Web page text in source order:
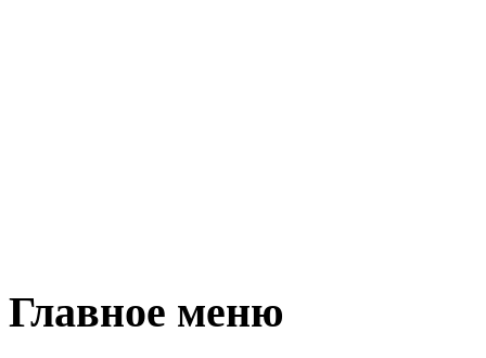
Главное меню